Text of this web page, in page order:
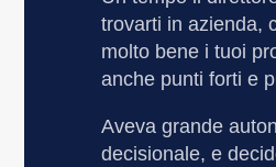
trovarti in azienda,
molto bene i tuoi
anche punti forti e
Aveva grande
decisionale, e